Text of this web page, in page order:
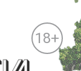
18+